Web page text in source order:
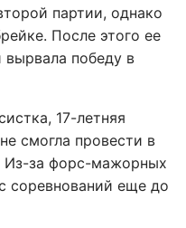
партии, однако
После этого ее
победу в
17-летняя
смогла провести в
Из-за форс-мажорных
соревнований еще до